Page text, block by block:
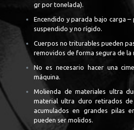
gr por tonelada).
Encendido y parada bajo carga
suspendido y no rígido.
Cuerpos no triturables pueden
removidos de forma segura de la
No es necesario hacer una
máquina.
Molienda de materiales ultra
material ultra duro retirados
acumulados en grandes pilas
pueden ser molidos.